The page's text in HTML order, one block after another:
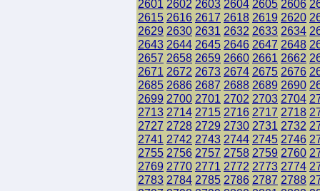
2601 2602 2603 2604 2605 2606
2615 2616 2617 2618 2619 2620
2629 2630 2631 2632 2633 2634
2643 2644 2645 2646 2647 2648
2657 2658 2659 2660 2661 2662
2671 2672 2673 2674 2675 2676
2685 2686 2687 2688 2689 2690
2699 2700 2701 2702 2703 2704
2713 2714 2715 2716 2717 2718
2727 2728 2729 2730 2731 2732
2741 2742 2743 2744 2745 2746
2755 2756 2757 2758 2759 2760
2769 2770 2771 2772 2773 2774
2783 2784 2785 2786 2787 2788